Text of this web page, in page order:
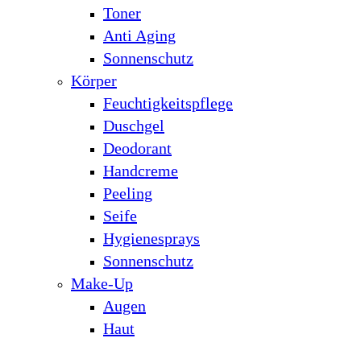
Toner
Anti Aging
Sonnenschutz
Körper
Feuchtigkeitspflege
Duschgel
Deodorant
Handcreme
Peeling
Seife
Hygienesprays
Sonnenschutz
Make-Up
Augen
Haut